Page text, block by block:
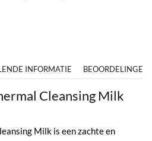
INFORMATIE BEOORDELINGEN
Cleansing Milk
Milk is een zachte en